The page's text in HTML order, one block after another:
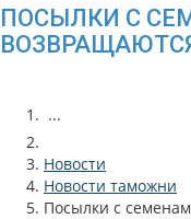
ПОСЫЛКИ С
...
Новости
Новости таможни
Посылки с